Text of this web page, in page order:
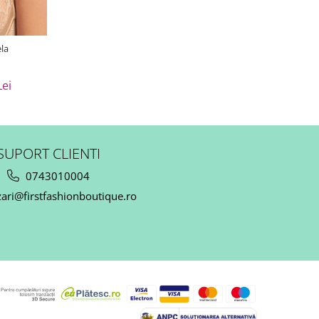
CLIENTI
0743010004